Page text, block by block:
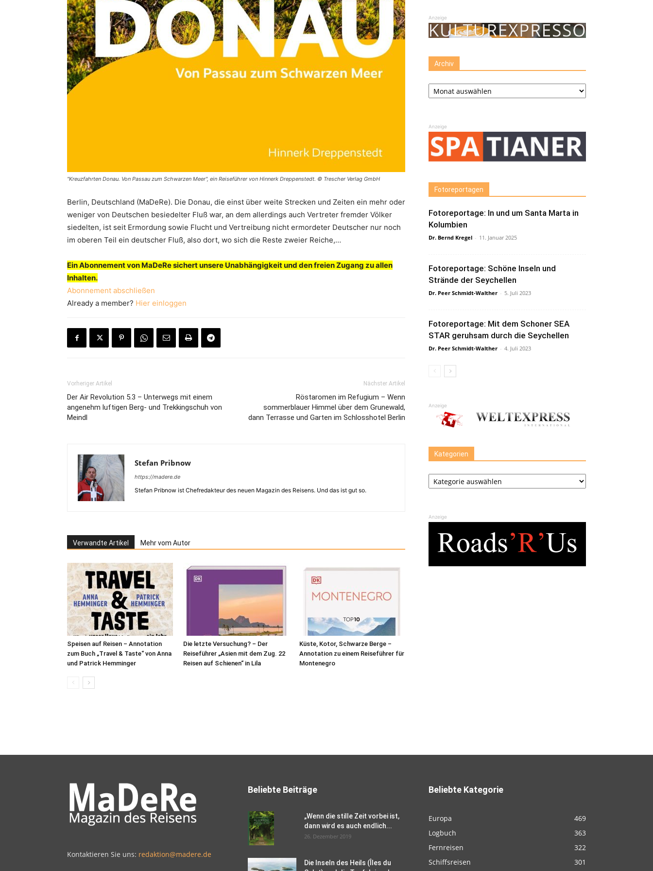
"Kreuzfahrten Donau. Von Passau zum Schwarzen Meer", ein Reiseführer von Hinnerk Dreppenstedt. © Trescher Verlag GmbH
Berlin, Deutschland (MaDeRe). Die Donau, die einst über weite Strecken und Zeiten ein mehr oder
weniger von Deutschen besiedelter Fluß war, an dem allerdings auch Vertreter fremder Völker
siedelten, ist seit Ermordung sowie Flucht und Vertreibung nicht ermordeter Deutscher nur noch
im oberen Teil ein deutscher Fluß, also dort, wo sich die Reste zweier Reiche,…
Ein Abonnement von MaDeRe sichert unsere Unabhängigkeit und den freien Zugang zu allen
Inhalten.
Abonnement abschließen
Already a member? Hier einloggen
Vorheriger Artikel
Der Air Revolution 5.3 – Unterwegs mit einem
angenehm luftigen Berg- und Trekkingschuh von
Meindl
Nächster Artikel
Röstaromen im Refugium – Wenn
sommerblauer Himmel über dem Grunewald,
dann Terrasse und Garten im Schlosshotel Berlin
Stefan Pribnow
https://madere.de
Stefan Pribnow ist Chefredakteur des neuen Magazin des Reisens. Und das ist gut so.
Verwandte Artikel Mehr vom Autor
Speisen auf Reisen – Annotation
zum Buch „Travel & Taste“ von Anna
und Patrick Hemminger
Die letzte Versuchung? – Der
Reiseführer „Asien mit dem Zug. 22
Reisen auf Schienen“ in Lila
Küste, Kotor, Schwarze Berge –
Annotation zu einem Reiseführer für
Montenegro
Anzeige
Archiv
Archiv
Anzeige
Fotoreportagen
Fotoreportage: In und um Santa Marta in
Kolumbien
Dr. Bernd Kregel - 11. Januar 2025
Fotoreportage: Schöne Inseln und
Strände der Seychellen
Dr. Peer Schmidt-Walther - 5. Juli 2023
Fotoreportage: Mit dem Schoner SEA
STAR geruhsam durch die Seychellen
Dr. Peer Schmidt-Walther - 4. Juli 2023
Anzeige
Kategorien
Kategorien
Anzeige
Kontaktieren Sie uns: redaktion@madere.de
Beliebte Beiträge
„Wenn die stille Zeit vorbei ist,
dann wird es auch endlich...
26. Dezember 2019
Die Inseln des Heils (Îles du
Beliebte Kategorie
Europa
469
Logbuch
363
Fernreisen
322
Schiffsreisen
301